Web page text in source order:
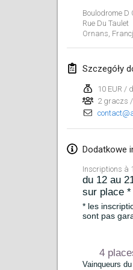
Boulodrome D
Rue Du Taulet
Ornans
Szczegóły
10 EUR /
2 graczs
Dodatkowe
Inscriptions à
du 12 au
sur place *
* les
sont pas
4
Vainqueurs
Lumi
3 lut 2018
10 lut
11 lut
24 lut
24 lut